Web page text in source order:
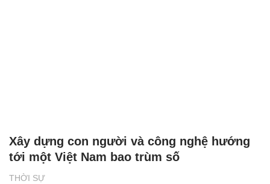
THỜI SỰ
Xây dựng con người và công nghệ hướng
tới một Việt Nam bao trùm số